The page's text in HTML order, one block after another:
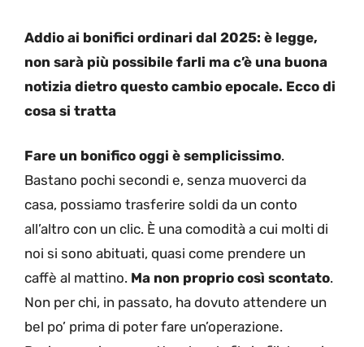
Addio ai bonifici ordinari dal 2025: è legge,
non sarà più possibile farli ma c’è una buona
notizia dietro questo cambio epocale. Ecco di
cosa si tratta
Fare un bonifico oggi è semplicissimo.
Bastano pochi secondi e, senza muoverci da
casa, possiamo trasferire soldi da un conto
all’altro con un clic. È una comodità a cui molti di
noi si sono abituati, quasi come prendere un
caffè al mattino. Ma non proprio così scontato.
Non per chi, in passato, ha dovuto attendere un
bel po’ prima di poter fare un’operazione.